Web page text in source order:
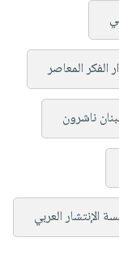
الفكر المعاصر
ناشرون
الإنتشار العربي